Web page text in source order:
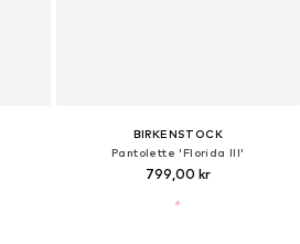
BIRKENSTOCK
Pantolette 'Florida III'
799,00 kr